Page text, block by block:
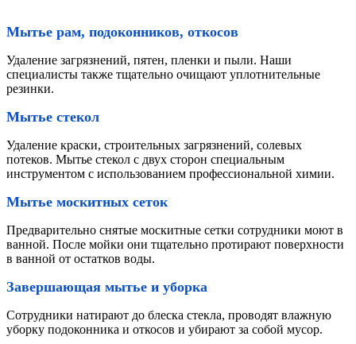
Мытье рам, подоконников, откосов
Удаление загрязнений, пятен, пленки и пыли. Наши
специалисты также тщательно очищают уплотнительные
резинки.
Мытье стекол
Удаление краски, строительных загрязнений, солевых
потеков. Мытье стекол с двух сторон специальным
инструментом с использованием профессиональной химии.
Мытье москитных сеток
Предварительно снятые москитные сетки сотрудники моют в
ванной. После мойки они тщательно протирают поверхности
в ванной от остатков воды.
Завершающая мытье и уборка
Сотрудники натирают до блеска стекла, проводят влажную
уборку подоконника и откосов и убирают за собой мусор.